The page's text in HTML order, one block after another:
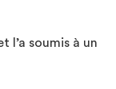
l’a soumis à un